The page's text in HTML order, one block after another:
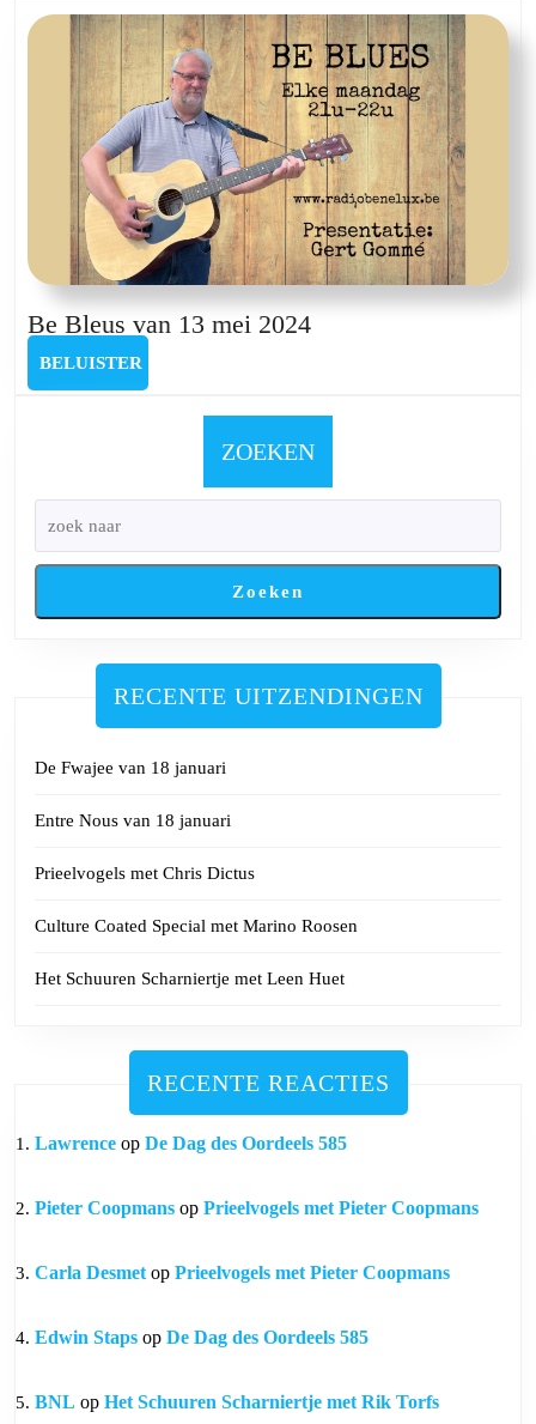
12
augustus
2024
Be Bleus van 13 mei 2024Be
13
mei
BELUISTER
ZOEKEN
Zoeken
RECENTE UITZENDINGEN
De Fwajee van 18 januari
Entre Nous van 18 januari
Prieelvogels met Chris Dictus
Culture Coated Special met Marino Roosen
Het Schuuren Scharniertje met Leen Huet
RECENTE REACTIES
Lawrence op De Dag des Oordeels 585
Pieter Coopmans op Prieelvogels met Pieter Coopmans
Carla Desmet op Prieelvogels met Pieter Coopmans
Edwin Staps op De Dag des Oordeels 585
BNL op Het Schuuren Scharniertje met Rik Torfs